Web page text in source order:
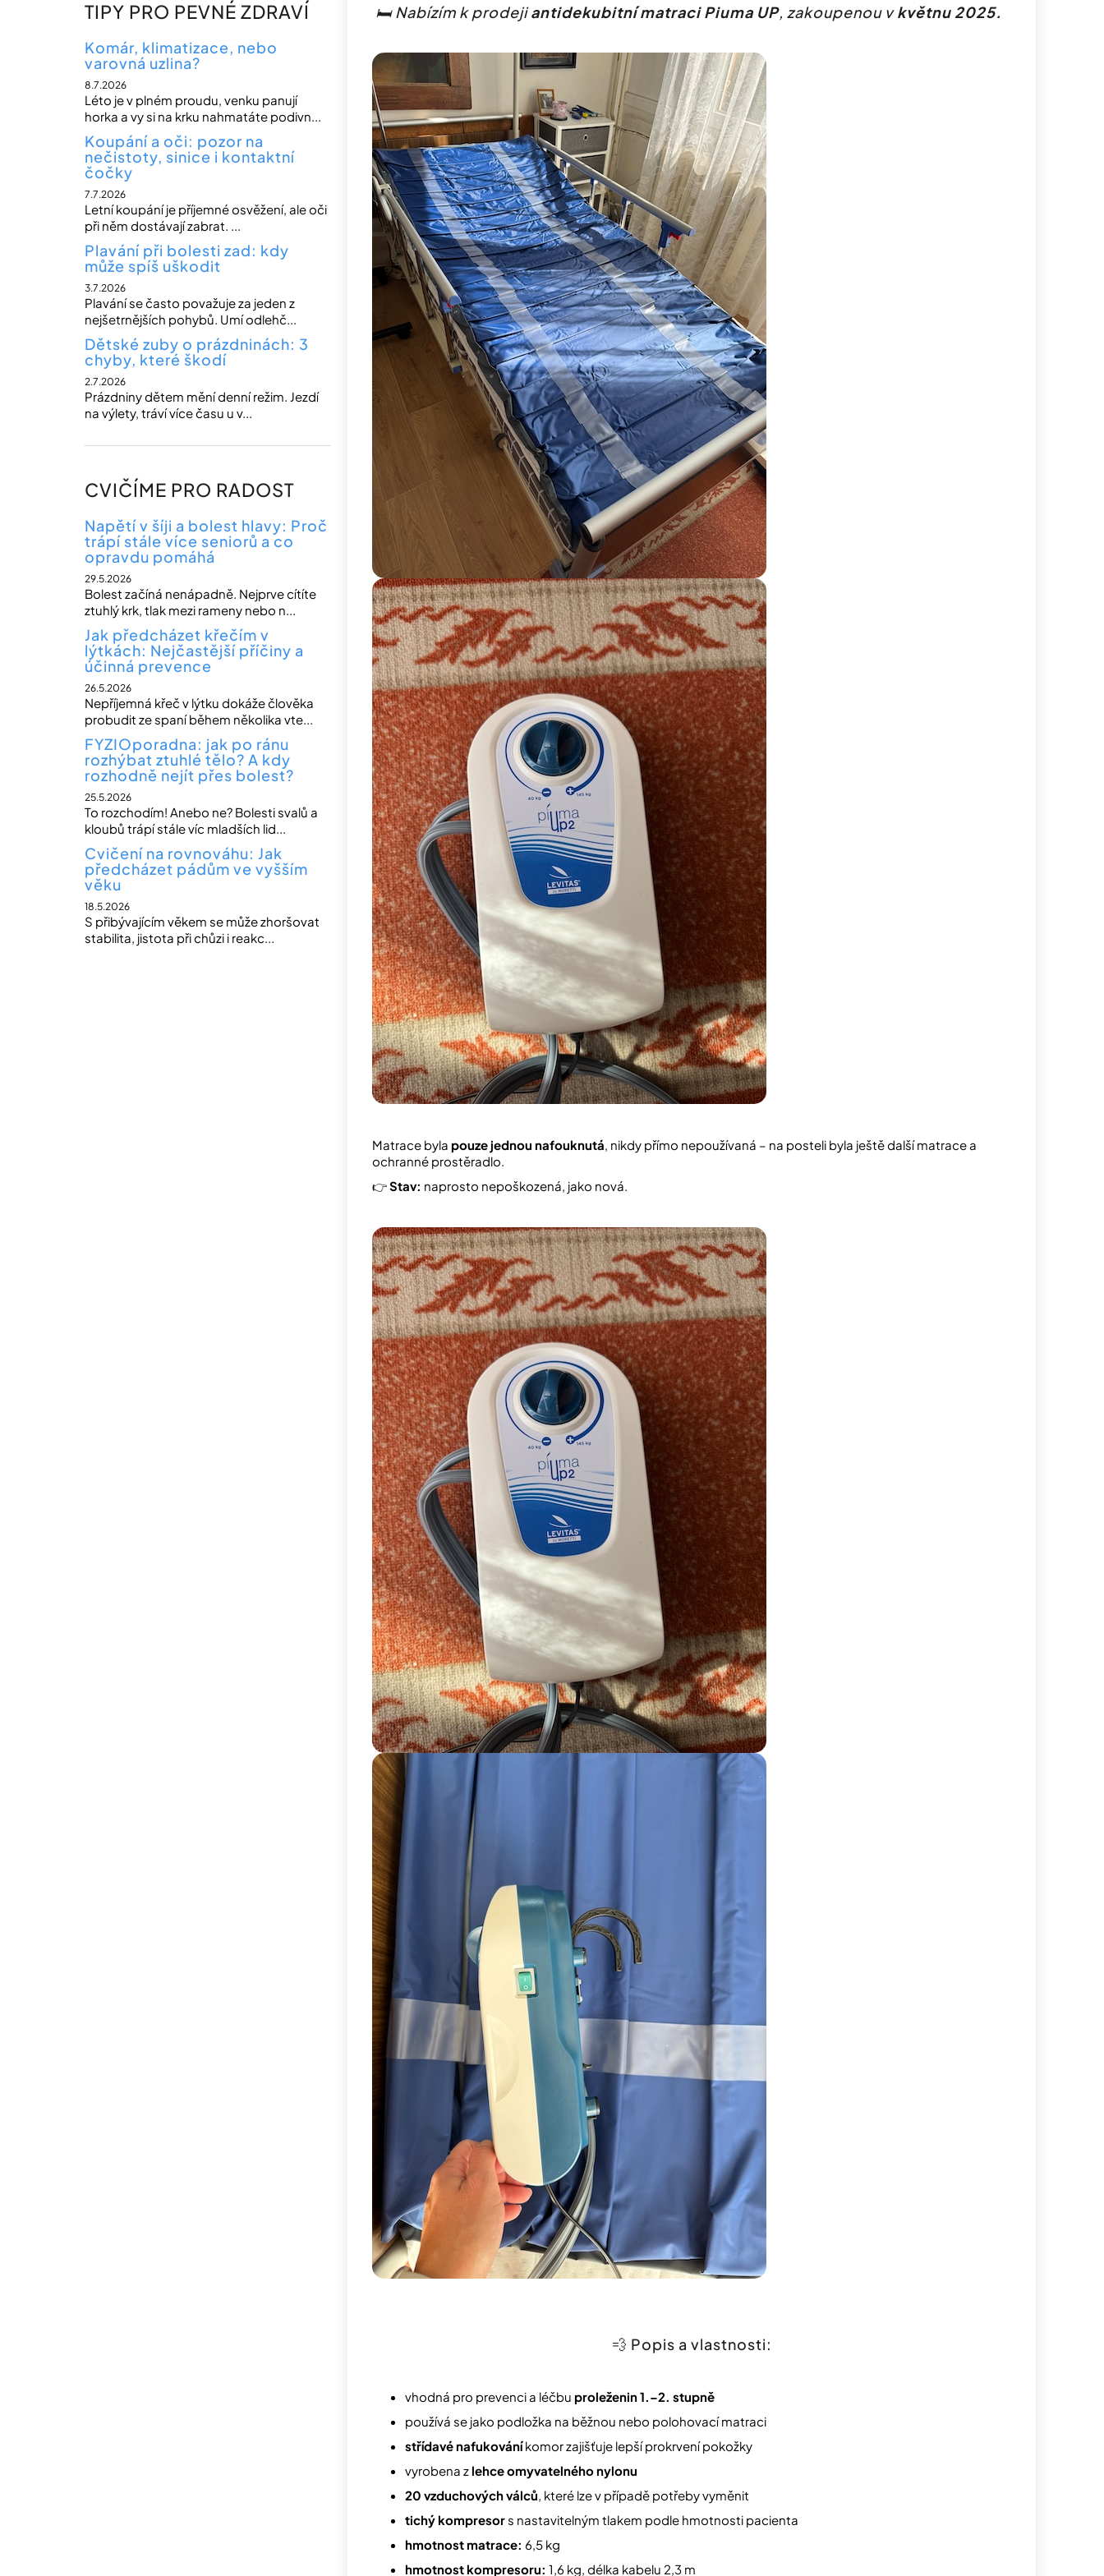
TIPY PRO PEVNÉ ZDRAVÍ
Komár, klimatizace, nebo
varovná uzlina?
8.7.2026
Léto je v plném proudu, venku panují
horka a vy si na krku nahmatáte podivn...
Koupání a oči: pozor na
nečistoty, sinice i kontaktní
čočky
7.7.2026
Letní koupání je příjemné osvěžení, ale oči
při něm dostávají zabrat. ...
Plavání při bolesti zad: kdy
může spíš uškodit
3.7.2026
Plavání se často považuje za jeden z
nejšetrnějších pohybů. Umí odlehč...
Dětské zuby o prázdninách: 3
chyby, které škodí
2.7.2026
Prázdniny dětem mění denní režim. Jezdí
na výlety, tráví více času u v...
CVIČÍME PRO RADOST
Napětí v šíji a bolest hlavy: Proč
trápí stále více seniorů a co
opravdu pomáhá
29.5.2026
Bolest začíná nenápadně. Nejprve cítíte
ztuhlý krk, tlak mezi rameny nebo n...
Jak předcházet křečím v
lýtkách: Nejčastější příčiny a
účinná prevence
26.5.2026
Nepříjemná křeč v lýtku dokáže člověka
probudit ze spaní během několika vte...
FYZIOporadna: jak po ránu
rozhýbat ztuhlé tělo? A kdy
rozhodně nejít přes bolest?
25.5.2026
To rozchodím! Anebo ne? Bolesti svalů a
kloubů trápí stále víc mladších lid...
Cvičení na rovnováhu: Jak
předcházet pádům ve vyšším
věku
18.5.2026
S přibývajícím věkem se může zhoršovat
stabilita, jistota při chůzi i reakc...
🛏️Nabízím k prodejiantidekubitní matraci Piuma UP, zakoupenou vkvětnu 2025.
Matrace byla pouze jednou nafouknutá, nikdy přímo nepoužívaná – na posteli byla ještě další matrace a
ochranné prostěradlo.
👉Stav: naprosto nepoškozená, jako nová.
💨 Popis a vlastnosti:
vhodná pro prevenci a léčbu proleženin 1.–2. stupně
používá se jako podložka na běžnou nebo polohovací matraci
střídavé nafukováníkomor zajišťuje lepší prokrvení pokožky
vyrobena z lehce omyvatelného nylonu
20 vzduchových válců, které lze v případě potřeby vyměnit
tichý kompresors nastavitelným tlakem podle hmotnosti pacienta
hmotnost matrace: 6,5 kg
hmotnost kompresoru: 1,6 kg, délka kabelu 2,3 m